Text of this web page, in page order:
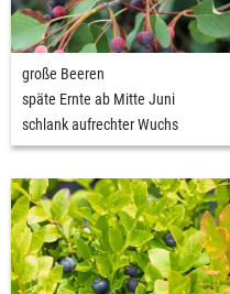
große Beeren
späte Ernte ab Mitte Juni
schlank aufrechter Wuchs